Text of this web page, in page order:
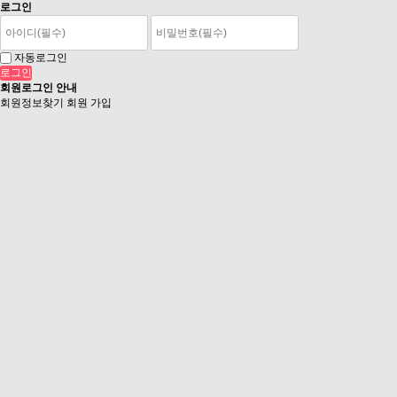
로그인
자동로그인
회원로그인 안내
회원정보찾기
회원 가입